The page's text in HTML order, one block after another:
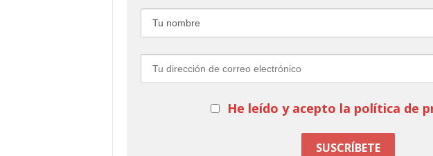
He leído y acepto la política de